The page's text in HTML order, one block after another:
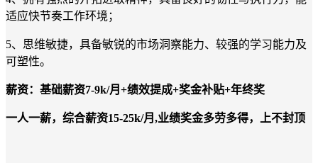
适应快节奏工作环境；
5、思维敏捷，具备敏锐的市场洞察能力、较强的学习能力及
可塑性。
薪资：基础薪资7-9k/月+绩效提成+奖金补贴+年终奖
一人一薪，综合薪资15-25k/月,业绩奖金多劳多得，上不封顶